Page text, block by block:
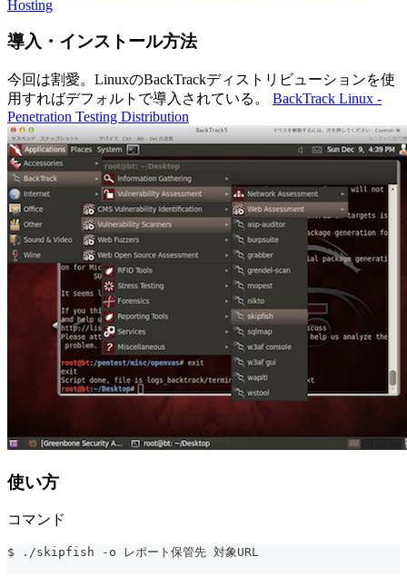
Hosting
導入・インストール方法
今回は割愛。LinuxのBackTrackディストリビューションを使
用すればデフォルトで導入されている。 BackTrack Linux -
Penetration Testing Distribution
使い方
コマンド
$ ./skipfish -o レポート保管先 対象URL